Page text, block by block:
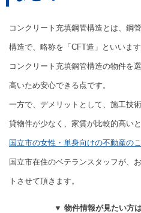
コンクリート充填鋼管構造とは、鋼
構造で、略称を「CFT造」といいます
コンクリート充填鋼管構造の物件を
高いため安心できる点です。
一方で、デメリットとして、施工技
貸物件が少なく、家賃が比較的高い
国立市の女性・単身向けの不動産の
国立市在住のベテランスタッフが、
トさせて頂きます。
▼ 物件情報が見たい方